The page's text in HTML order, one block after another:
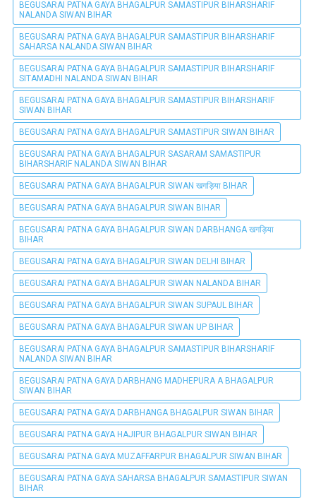
BEGUSARAI PATNA GAYA BHAGALPUR SAMASTIPUR BIHARSHARIF
NALANDA SIWAN BIHAR
BEGUSARAI PATNA GAYA BHAGALPUR SAMASTIPUR BIHARSHARIF
SAHARSA NALANDA SIWAN BIHAR
BEGUSARAI PATNA GAYA BHAGALPUR SAMASTIPUR BIHARSHARIF
SITAMADHI NALANDA SIWAN BIHAR
BEGUSARAI PATNA GAYA BHAGALPUR SAMASTIPUR BIHARSHARIF
SIWAN BIHAR
BEGUSARAI PATNA GAYA BHAGALPUR SAMASTIPUR SIWAN BIHAR
BEGUSARAI PATNA GAYA BHAGALPUR SASARAM SAMASTIPUR
BIHARSHARIF NALANDA SIWAN BIHAR
BEGUSARAI PATNA GAYA BHAGALPUR SIWAN खगड़िया BIHAR
BEGUSARAI PATNA GAYA BHAGALPUR SIWAN BIHAR
BEGUSARAI PATNA GAYA BHAGALPUR SIWAN DARBHANGA खगड़िया
BIHAR
BEGUSARAI PATNA GAYA BHAGALPUR SIWAN DELHI BIHAR
BEGUSARAI PATNA GAYA BHAGALPUR SIWAN NALANDA BIHAR
BEGUSARAI PATNA GAYA BHAGALPUR SIWAN SUPAUL BIHAR
BEGUSARAI PATNA GAYA BHAGALPUR SIWAN UP BIHAR
BEGUSARAI PATNA GAYA BHAGALPUR SAMASTIPUR BIHARSHARIF
NALANDA SIWAN BIHAR
BEGUSARAI PATNA GAYA DARBHANG MADHEPURA A BHAGALPUR
SIWAN BIHAR
BEGUSARAI PATNA GAYA DARBHANGA BHAGALPUR SIWAN BIHAR
BEGUSARAI PATNA GAYA HAJIPUR BHAGALPUR SIWAN BIHAR
BEGUSARAI PATNA GAYA MUZAFFARPUR BHAGALPUR SIWAN BIHAR
BEGUSARAI PATNA GAYA SAHARSA BHAGALPUR SAMASTIPUR SIWAN
BIHAR